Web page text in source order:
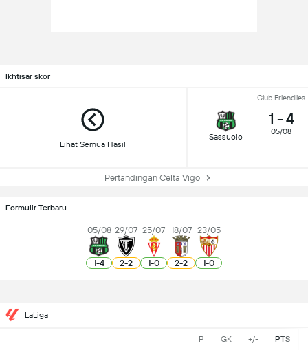
Ikhtisar skor
Lihat Semua Hasil
Club Friendlies
Sassuolo
1 - 4
05/08
Pertandingan Celta Vigo
Formulir Terbaru
05/08
1-4
29/07
2-2
25/07
1-0
18/07
2-2
23/05
1-0
LaLiga
P GK +/- PTS